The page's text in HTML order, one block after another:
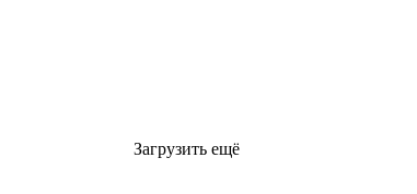
Загрузить ещё